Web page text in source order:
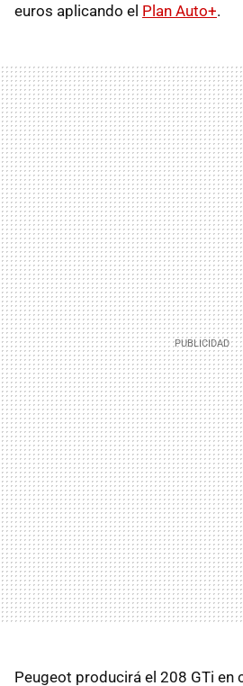
euros aplicando el Plan Auto+.
Peugeot producirá el 208 GTi en